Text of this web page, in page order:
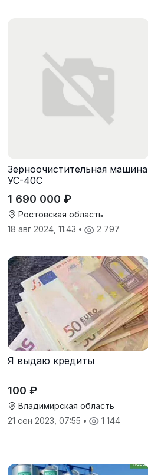
Зерноочистительная машина
УС-40С
1 690 000 ₽
Ростовская область
18 авг 2024, 11:43 • 2 797
Я выдаю кредиты
100 ₽
Владимирская область
21 сен 2023, 07:55 • 1 144